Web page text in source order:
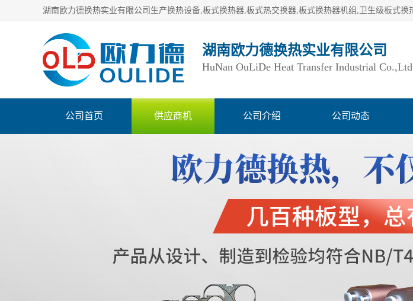
湖南欧力德换热实业有限公司
HuNan OuLiDe Heat Transfer Industrial Co.,Ltd
公司首页 供应商机 公司介绍 公司动态